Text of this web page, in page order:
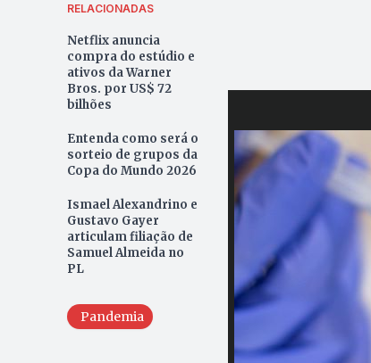
RELACIONADAS
Netflix anuncia
compra do estúdio e
ativos da Warner
Bros. por US$ 72
bilhões
Entenda como será o
sorteio de grupos da
Copa do Mundo 2026
Ismael Alexandrino e
Gustavo Gayer
articulam filiação de
Samuel Almeida no
PL
Pandemia